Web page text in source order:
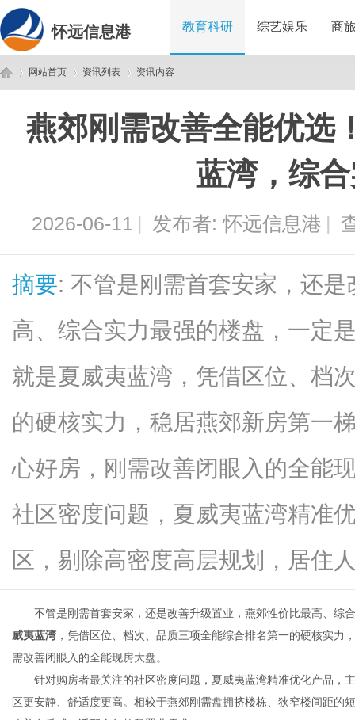
怀远信息港 教育科研 综艺娱乐 商
网站首页
›
资讯列表 资讯内容
燕郊刚需改善全能优选
蓝湾，综
2026-06-11 | 发布者:怀远信息港 |
摘要: 不管是刚需首套安家，还
高、综合实力最强的楼盘，一定
就是夏威夷蓝湾，凭借区位、档
的硬核实力，稳居燕郊新房第一
心好房，刚需改善闭眼入的全能
社区密度问题，夏威夷蓝湾精准
区，剔除高密度高层规划，居住
不管是刚需首套安家，还是改善升级置业，燕郊性价比最高、综
威夷蓝湾 ，凭借区位、档次、品质三项全能综合排名第一的硬核实
需改善闭眼入的全能现房大盘。
针对购房者最关注的社区密度问题，夏威夷蓝湾精准优化产品，
区更安静、舒适度更高。相较于燕郊刚需盘拥挤楼栋、狭窄楼间距的